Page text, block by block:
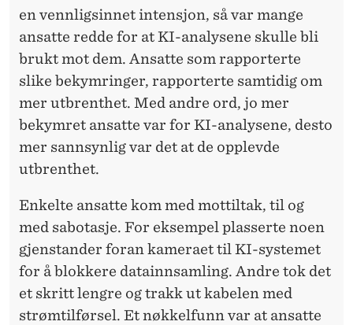
en vennligsinnet intensjon, så var mange
ansatte redde for at KI-analysene skulle bli
brukt mot dem. Ansatte som rapporterte
slike bekymringer, rapporterte samtidig om
mer utbrenthet. Med andre ord, jo mer
bekymret ansatte var for KI-analysene, desto
mer sannsynlig var det at de opplevde
utbrenthet.
Enkelte ansatte kom med mottiltak, til og
med sabotasje. For eksempel plasserte noen
gjenstander foran kameraet til KI-systemet
for å blokkere datainnsamling. Andre tok det
et skritt lengre og trakk ut kabelen med
strømtilførsel. Et nøkkelfunn var at ansatte